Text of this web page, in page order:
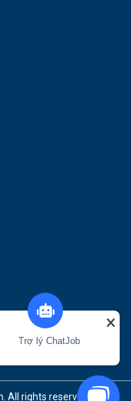
All rights reserved
Trợ lý ChatJob